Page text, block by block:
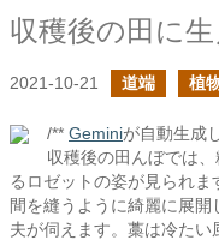
収穫後の田に
2021-10-21 道端 植
/** Geminiが自動生成
収穫後の田んぼでは
るロゼットの姿が見られ
間を縫うように綺麗に展
夫が伺えます。藁は冷たい